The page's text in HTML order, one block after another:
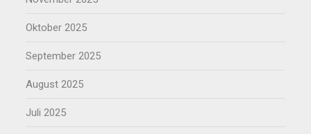
Oktober 2025
September 2025
August 2025
Juli 2025